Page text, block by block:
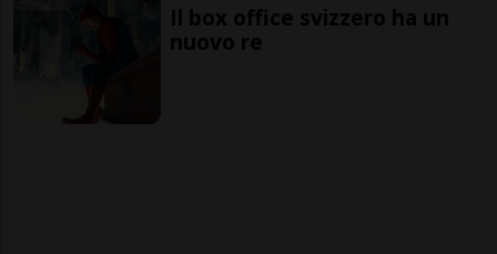
Il box office svizzero ha un
nuovo re